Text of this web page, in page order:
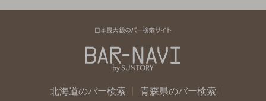
北海道のバー検索
青森県のバー検索